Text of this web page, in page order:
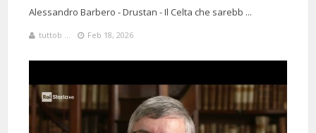
Alessandro Barbero - Drustan - Il Celta che sarebb ...
tuttob ... Feb 18, 2026